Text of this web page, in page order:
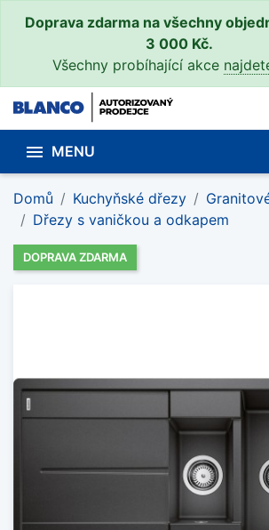
Doprava zdarma na všechny
3 000 Kč.
Všechny probíhající akce
 MENU
Domů Kuchyňské dřezy
Dřezy s vaničkou a odkapem
DOPRAVA ZDARMA